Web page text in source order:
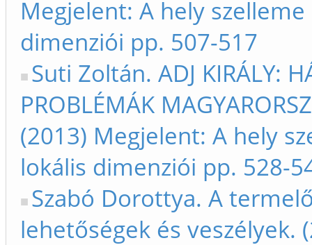
Megjelent: A hely
dimenziói pp. 507-517
Suti Zoltán. ADJ KIRÁLY:
PROBLÉMÁK
(2013) Megjelent: A hely
lokális dimenziói pp. 528-
Szabó Dorottya. A
lehetőségek és veszélyek.